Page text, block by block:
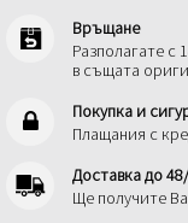
Връщане
Разполагате с
в същата
Покупка и
Плащания с
Доставка до
Ще получите